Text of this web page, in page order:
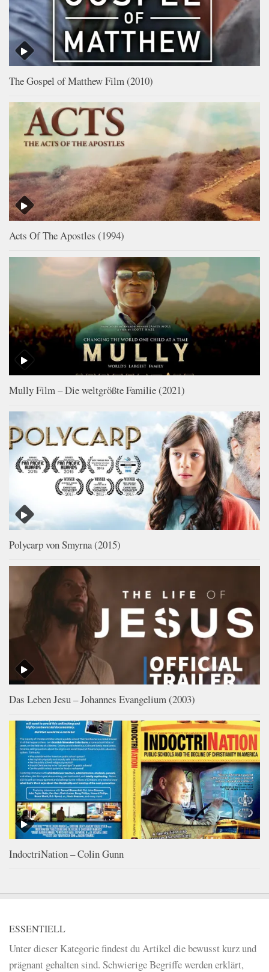
The Gospel of Matthew Film (2010)
Acts Of The Apostles (1994)
Mully Film – Die weltgrößte Familie (2021)
Polycarp von Smyrna (2015)
Das Leben Jesu – Johannes Evangelium (2003)
IndoctriNation – Colin Gunn
ESSENTIELL
Unter dieser Kategorie findest du Artikel die bewusst kurz und
prägnant gehalten sind. Schwierige Begriffe werden erklärt,